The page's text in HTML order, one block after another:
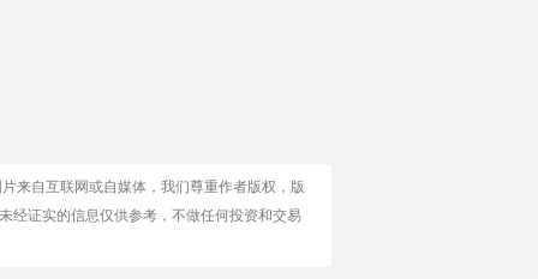
来自互联网或自媒体，我们尊重作者版权，版
经证实的信息仅供参考，不做任何投资和交易